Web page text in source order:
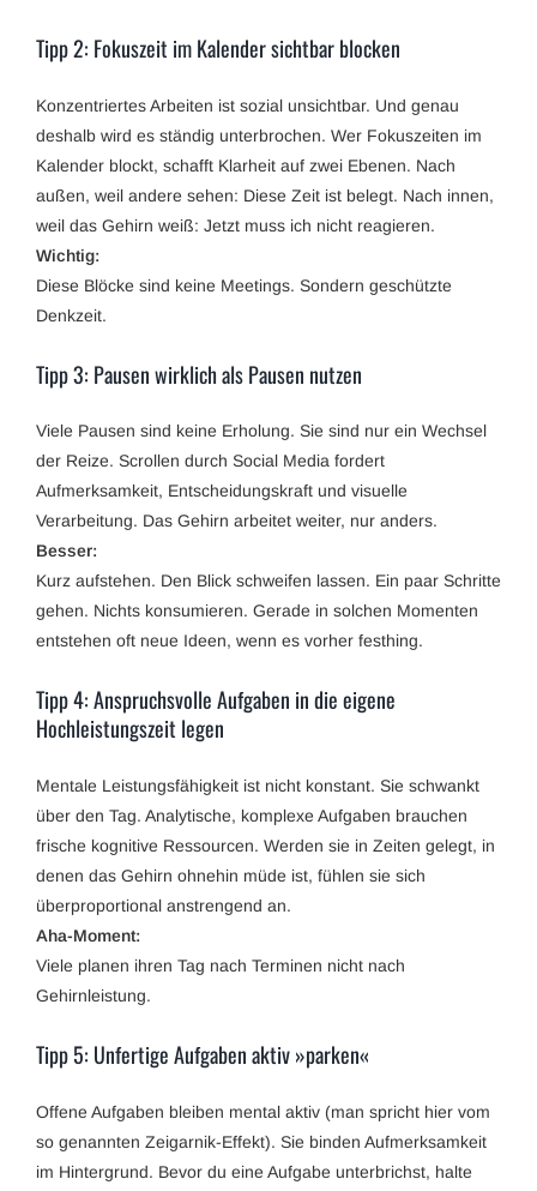
Tipp 2: Fokuszeit im Kalender sichtbar blocken
Konzentriertes Arbeiten ist sozial unsichtbar. Und genau
deshalb wird es ständig unterbrochen. Wer Fokuszeiten im
Kalender blockt, schafft Klarheit auf zwei Ebenen. Nach
außen, weil andere sehen: Diese Zeit ist belegt. Nach innen,
weil das Gehirn weiß: Jetzt muss ich nicht reagieren.
Wichtig:
Diese Blöcke sind keine Meetings. Sondern geschützte
Denkzeit.
Tipp 3: Pausen wirklich als Pausen nutzen
Viele Pausen sind keine Erholung. Sie sind nur ein Wechsel
der Reize. Scrollen durch Social Media fordert
Aufmerksamkeit, Entscheidungskraft und visuelle
Verarbeitung. Das Gehirn arbeitet weiter, nur anders.
Besser:
Kurz aufstehen. Den Blick schweifen lassen. Ein paar Schritte
gehen. Nichts konsumieren. Gerade in solchen Momenten
entstehen oft neue Ideen, wenn es vorher festhing.
Tipp 4: Anspruchsvolle Aufgaben in die eigene
Hochleistungszeit legen
Mentale Leistungsfähigkeit ist nicht konstant. Sie schwankt
über den Tag. Analytische, komplexe Aufgaben brauchen
frische kognitive Ressourcen. Werden sie in Zeiten gelegt, in
denen das Gehirn ohnehin müde ist, fühlen sie sich
überproportional anstrengend an.
Aha-Moment:
Viele planen ihren Tag nach Terminen nicht nach
Gehirnleistung.
Tipp 5: Unfertige Aufgaben aktiv »parken«
Offene Aufgaben bleiben mental aktiv (man spricht hier vom
so genannten Zeigarnik-Effekt). Sie binden Aufmerksamkeit
im Hintergrund. Bevor du eine Aufgabe unterbrichst, halte